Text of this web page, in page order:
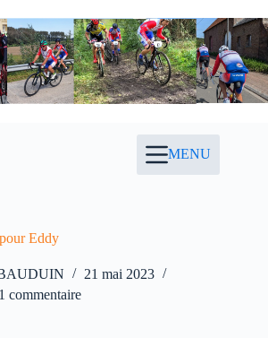
MENU
Eddy
21 mai 2023
1 commentaire